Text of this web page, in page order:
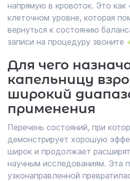
напрямую в кровоток. Это как
клеточном уровне, которая
вернуться к состоянию
записи на процедуру звоните
Для чего
капельницу
широкий
применения
Перечень состояний, при
демонстрирует хорошую
широк и продолжает
научным исследованиям. Эта
узконаправленной